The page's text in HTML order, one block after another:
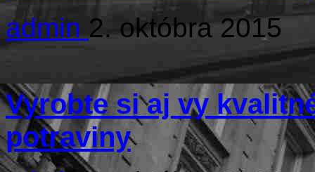
admin 2. októbra 2015
Vyrobte si aj vy
potraviny